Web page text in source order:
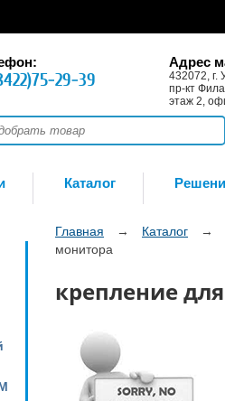
29-39
Адрес
432072, г.
пр-кт
этаж 2,
Каталог
Главная → Каталог
→
монитора
крепление